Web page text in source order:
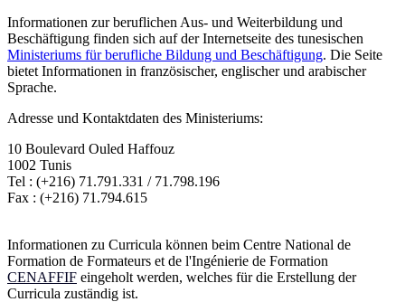
Informationen zur beruflichen Aus- und Weiterbildung und
Beschäftigung finden sich auf der Internetseite des tunesischen
Ministeriums für berufliche Bildung und Beschäftigung. Die Seite
bietet Informationen in französischer, englischer und arabischer
Sprache.
Adresse und Kontaktdaten des Ministeriums:
10 Boulevard Ouled Haffouz
1002 Tunis
Tel : (+216) 71.791.331 / 71.798.196
Fax : (+216) 71.794.615
Informationen zu Curricula können beim Centre National de
Formation de Formateurs et de l'Ingénierie de Formation
CENAFFIF eingeholt werden, welches für die Erstellung der
Curricula zuständig ist.